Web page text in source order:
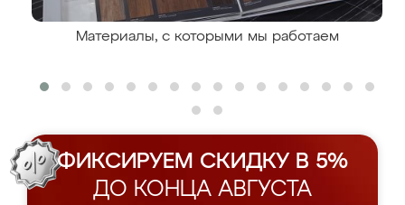
Материалы, с которыми мы работаем
ФИКСИРУЕМ СКИДКУ В 5%
ДО КОНЦА АВГУСТА